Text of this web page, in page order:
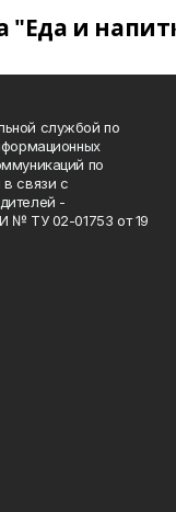
"Еда и
службой по
по
в связи с
-
№ ТУ 02-01753 от 19